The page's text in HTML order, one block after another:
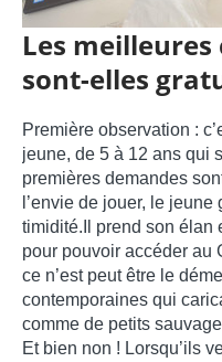
Les meilleures
sont-elles
Première observation :
jeune, de 5 à 12 ans qui
premières demandes
l’envie de jouer, le
timidité.Il prend son élan
pour pouvoir accéder au
ce n’est peut être le
contemporaines qui
comme de petits
Et bien non ! Lorsqu’ils